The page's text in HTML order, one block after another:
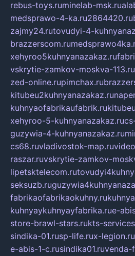
rebus-toys.ruminelab-msk.ru
medsprawo-4-ka.ru2864420.ru
zajmy24.rutovudyi-4-
brazzerscom.ru
xehyroo5kuhnyanazakaz.ru
vskrytie-zamkov-moskva-113.ru
zed-online.rupimchax.ru
kitubeu2kuhnyanazakaz.ru
kuhnyaofabrikaufabrik.ru
xehyroo-5-kuhnyanazakaz.ru
guzywia-4-kuhnyanazakaz.ru
cs68.ruvladivostok-map.ru
raszar.ruvskrytie-zamkov-
lipetsktelecom.ru
seksuzb.ru
fabrikaofabrikaokuhny.ru
kuhnyaykuhnyayfabrika.rue-
store-brawl-stars.rukts-
sindika-01.rusp-life.rux-legion.ru
e-abis-1-c.rusindika01.ruvenda-